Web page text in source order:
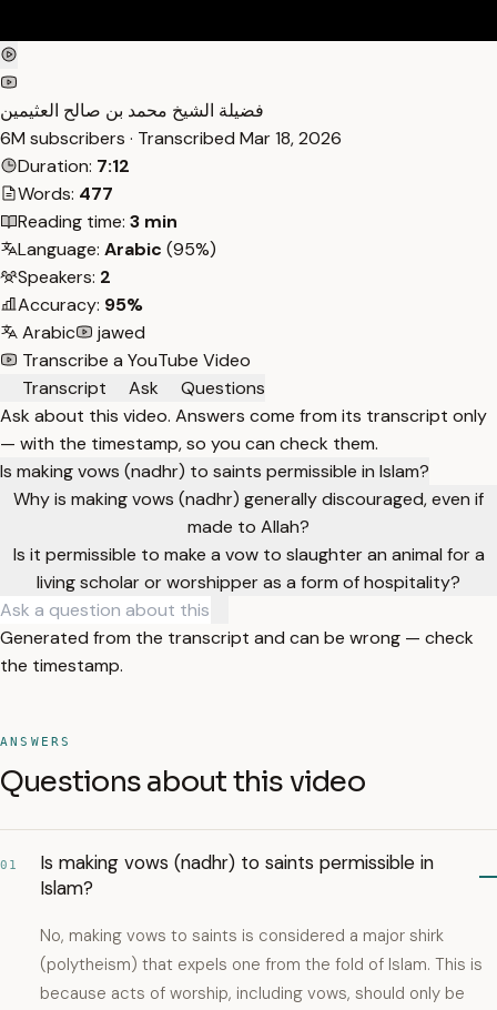
فضيلة الشيخ محمد بن صالح العثيمين
6M subscribers · Transcribed Mar 18, 2026
Duration: 7:12
Words: 477
Reading time: 3 min
Language: Arabic (95%)
Speakers: 2
Accuracy: 95%
Arabic
jawed
Transcribe a YouTube Video
Transcript
Ask
Questions
Ask about this video. Answers come from its transcript only
— with the timestamp, so you can check them.
Is making vows (nadhr) to saints permissible in Islam?
Why is making vows (nadhr) generally discouraged, even if
made to Allah?
Is it permissible to make a vow to slaughter an animal for a
living scholar or worshipper as a form of hospitality?
Generated from the transcript and can be wrong — check
the timestamp.
ANSWERS
Questions about this video
01
Is making vows (nadhr) to saints permissible in
Islam?
No, making vows to saints is considered a major shirk
(polytheism) that expels one from the fold of Islam. This is
because acts of worship, including vows, should only be